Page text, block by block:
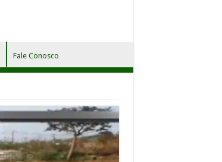
Fale Conosco